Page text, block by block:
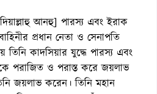
আনহু] পারস্য এবং ইরাক
প্রধান নেতা ও সেনাপতি
কাদসিয়ার যুদ্ধে পারস্য এবং
পরাজিত ও পরাস্ত করে জয়লাভ
জয়লাভ করেন। তিনি মহান